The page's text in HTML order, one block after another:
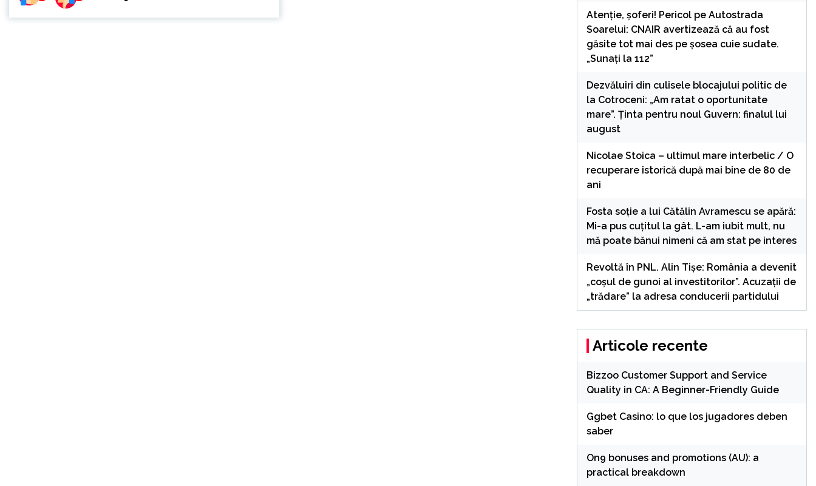
Atenție, șoferi! Pericol pe Autostrada
Soarelui: CNAIR avertizează că au fost
găsite tot mai des pe șosea cuie sudate.
„Sunați la 112”
Dezvăluiri din culisele blocajului politic de
la Cotroceni: „Am ratat o oportunitate
mare”. Ținta pentru noul Guvern: finalul lui
august
Nicolae Stoica – ultimul mare interbelic / O
recuperare istorică după mai bine de 80 de
ani
Fosta soție a lui Cătălin Avramescu se apără:
Mi-a pus cuțitul la gât. L-am iubit mult, nu
mă poate bănui nimeni că am stat pe interes
Revoltă în PNL. Alin Tișe: România a devenit
„coșul de gunoi al investitorilor”. Acuzații de
„trădare” la adresa conducerii partidului
Articole recente
Bizzoo Customer Support and Service
Quality in CA: A Beginner-Friendly Guide
Ggbet Casino: lo que los jugadores deben
saber
On9 bonuses and promotions (AU): a
practical breakdown